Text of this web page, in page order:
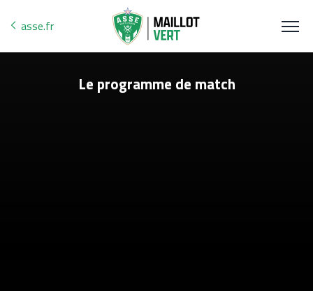
arrow_back_ios_new asse.fr
Le programme de match